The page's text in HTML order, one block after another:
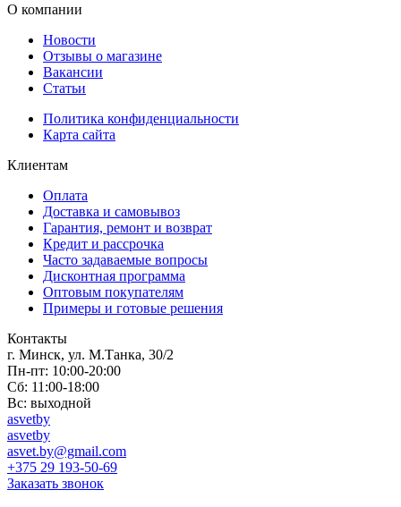
О компании
Новости
Отзывы о магазине
Вакансии
Статьи
Политика конфиденциальности
Карта сайта
Клиентам
Оплата
Доставка и самовывоз
Гарантия, ремонт и возврат
Кредит и рассрочка
Часто задаваемые вопросы
Дисконтная программа
Оптовым покупателям
Примеры и готовые решения
Контакты
г. Минск, ул. М.Танка, 30/2
Пн-пт: 10:00-20:00
Сб: 11:00-18:00
Вс: выходной
asvetby
asvetby
asvet.by@gmail.com
+375 29 193-50-69
Заказать звонок